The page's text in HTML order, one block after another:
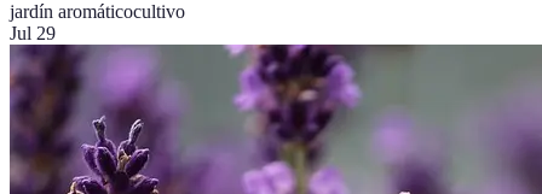
jardín aromáticocultivo
Jul 29